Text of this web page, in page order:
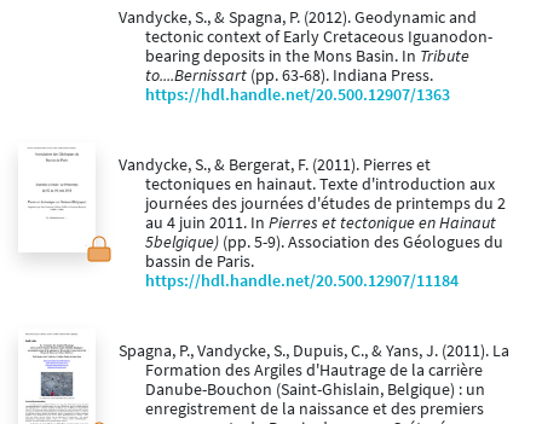
Vandycke, S., & Spagna, P. (2012). Geodynamic and
tectonic context of Early Cretaceous Iguanodon-
bearing deposits in the Mons Basin. In Tribute
to....Bernissart (pp. 63-68). Indiana Press.
https://hdl.handle.net/20.500.12907/1363
Vandycke, S., & Bergerat, F. (2011). Pierres et
tectoniques en hainaut. Texte d'introduction aux
journées des journées d'études de printemps du 2
au 4 juin 2011. In Pierres et tectonique en Hainaut
5belgique) (pp. 5-9). Association des Géologues du
bassin de Paris.
https://hdl.handle.net/20.500.12907/11184
Spagna, P., Vandycke, S., Dupuis, C., & Yans, J. (2011). La
Formation des Argiles d'Hautrage de la carrière
Danube-Bouchon (Saint-Ghislain, Belgique) : un
enregistrement de la naissance et des premiers